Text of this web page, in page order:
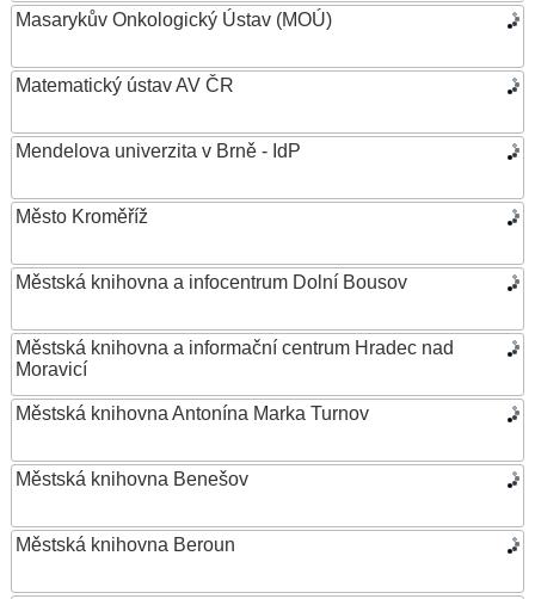
Masarykův Onkologický Ústav (MOÚ)
Matematický ústav AV ČR
Mendelova univerzita v Brně - IdP
Město Kroměříž
Městská knihovna a infocentrum Dolní Bousov
Městská knihovna a informační centrum Hradec nad
Moravicí
Městská knihovna Antonína Marka Turnov
Městská knihovna Benešov
Městská knihovna Beroun